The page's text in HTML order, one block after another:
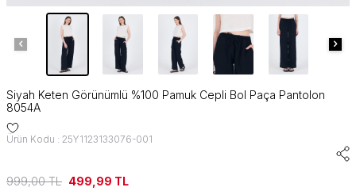
Siyah Keten Görünümlü %100 Pamuk Cepli Bol Paça Pantolon
8054A
Ürün Kodu : 25Y1123133076-001
999,00TL 499,99 TL